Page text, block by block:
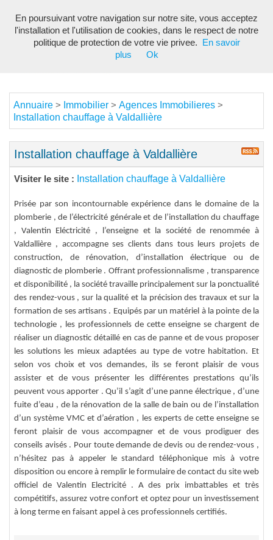
Annuaire > Immobilier > Agences Immobilieres >
Installation chauffage à Valdallière
Installation chauffage à Valdallière
Visiter le site : Installation chauffage à Valdallière
Prisée par son incontournable expérience dans le domaine de la
plomberie , de l’électricité générale et de l’installation du chauffage
, Valentin Eléctricité , l’enseigne et la société de renommée à
Valdallière , accompagne ses clients dans tous leurs projets de
construction, de rénovation, d’installation électrique ou de
diagnostic de plomberie . Offrant professionnalisme , transparence
et disponibilité , la société travaille principalement sur la ponctualité
des rendez-vous , sur la qualité et la précision des travaux et sur la
formation de ses artisans . Equipés par un matériel à la pointe de la
technologie , les professionnels de cette enseigne se chargent de
réaliser un diagnostic détaillé en cas de panne et de vous proposer
les solutions les mieux adaptées au type de votre habitation. Et
selon vos choix et vos demandes, ils se feront plaisir de vous
assister et de vous présenter les différentes prestations qu’ils
peuvent vous apporter . Qu’il s’agit d’une panne électrique , d’une
fuite d’eau , de la rénovation de la salle de bain ou de l’installation
d’un système VMC et d’aération , les experts de cette enseigne se
feront plaisir de vous accompagner et de vous prodiguer des
conseils avisés . Pour toute demande de devis ou de rendez-vous ,
n’hésitez pas à appeler le standard téléphonique mis à votre
disposition ou encore à remplir le formulaire de contact du site web
officiel de Valentin Electricité . A des prix imbattables et très
compétitifs, assurez votre confort et optez pour un investissement
à long terme en faisant appel à ces professionnels certifiés.
En poursuivant votre navigation sur notre site, vous acceptez
l'installation et l'utilisation de cookies, dans le respect de notre
politique de protection de votre vie privee.
En savoir
plus
Ok